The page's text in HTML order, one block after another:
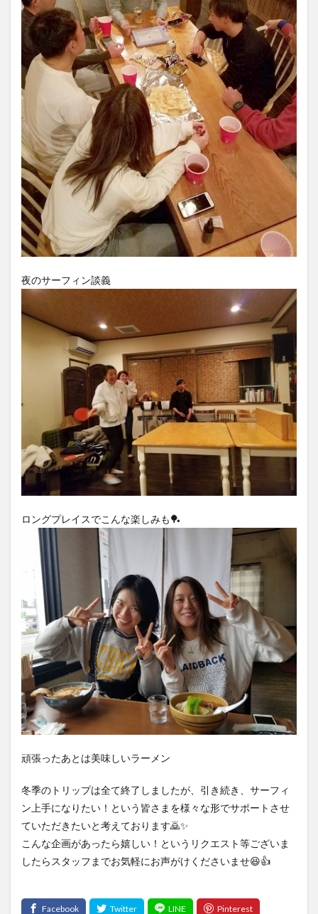
夜のサーフィン談義
ロングプレイスでこんな楽しみも🏓
頑張ったあとは美味しいラーメン
冬季のトリップは全て終了しましたが、引き続き、サーフィ
ン上手になりたい！という皆さまを様々な形でサポートさせ
ていただきたいと考えております🙇✨
こんな企画があったら嬉しい！というリクエスト等ございま
したらスタッフまでお気軽にお声がけくださいませ😆👍